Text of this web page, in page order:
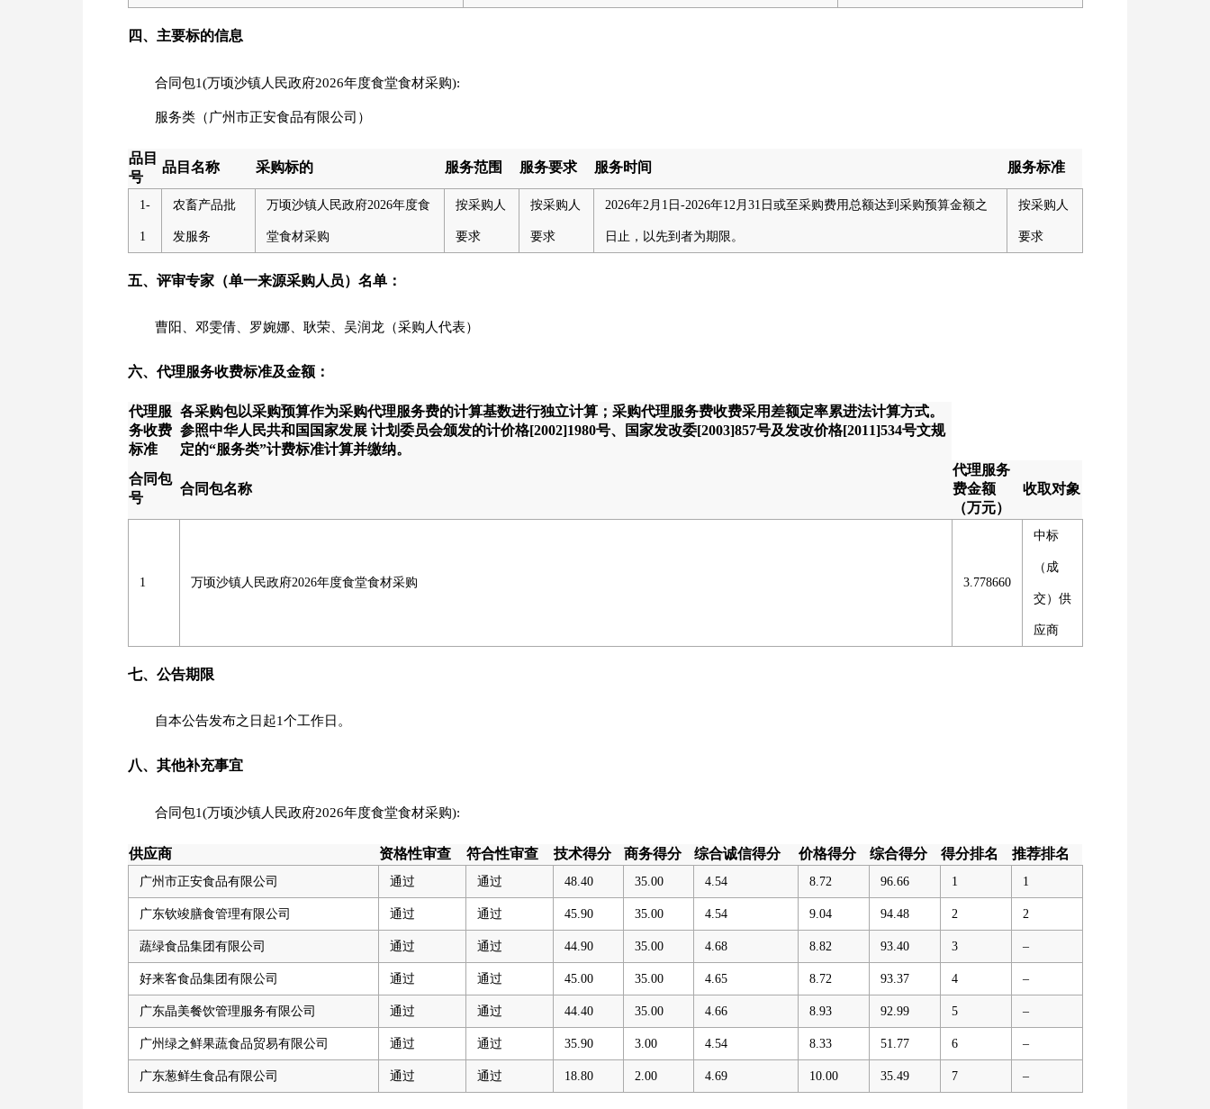
四、主要标的信息
合同包1(万顷沙镇人民政府2026年度食堂食材采购):
服务类（广州市正安食品有限公司）
品目
号
品目名称 采购标的 服务范围 服务要求 服务时间 服务标准
1-
1
农畜产品批
发服务
万顷沙镇人民政府2026年度食
堂食材采购
按采购人
要求
按采购人
要求
2026年2月1日-2026年12月31日或至采购费用总额达到采购预算金额之
日止，以先到者为期限。
按采购人
要求
五、评审专家（单一来源采购人员）名单：
曹阳、邓雯倩、罗婉娜、耿荣、吴润龙（采购人代表）
六、代理服务收费标准及金额：
代理服
务收费
标准
各采购包以采购预算作为采购代理服务费的计算基数进行独立计算；采购代理服务费收费采用差额定率累进法计算方式。
参照中华人民共和国国家发展 计划委员会颁发的计价格[2002]1980号、国家发改委[2003]857号及发改价格[2011]534号文规
定的“服务类”计费标准计算并缴纳。
合同包
号
合同包名称
代理服务
费金额
（万元）
收取对象
1 万顷沙镇人民政府2026年度食堂食材采购 3.778660
中标
（成
交）供
应商
七、公告期限
自本公告发布之日起1个工作日。
八、其他补充事宜
合同包1(万顷沙镇人民政府2026年度食堂食材采购):
供应商 资格性审查 符合性审查 技术得分 商务得分 综合诚信得分 价格得分 综合得分 得分排名 推荐排名
广州市正安食品有限公司 通过 通过 48.40 35.00 4.54 8.72 96.66 1 1
广东钦竣膳食管理有限公司 通过 通过 45.90 35.00 4.54 9.04 94.48 2 2
蔬绿食品集团有限公司 通过 通过 44.90 35.00 4.68 8.82 93.40 3 –
好来客食品集团有限公司 通过 通过 45.00 35.00 4.65 8.72 93.37 4 –
广东晶美餐饮管理服务有限公司 通过 通过 44.40 35.00 4.66 8.93 92.99 5 –
广州绿之鲜果蔬食品贸易有限公司 通过 通过 35.90 3.00 4.54 8.33 51.77 6 –
广东葱鲜生食品有限公司 通过 通过 18.80 2.00 4.69 10.00 35.49 7 –